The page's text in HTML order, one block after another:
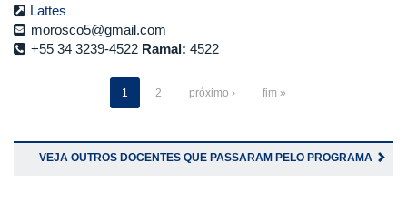
Lattes
morosco5@gmail.com
+55 34 3239-4522 Ramal: 4522
1 2 próximo › fim »
VEJA OUTROS DOCENTES QUE PASSARAM PELO PROGRAMA